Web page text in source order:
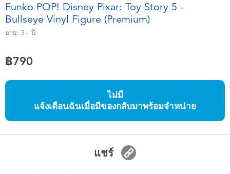
ของเล่นนุ่มนิ่ม
ของเล่นสำหรับเด็กทารกและวัยหัดเดิน
แบตเตอรี่
Nintendo Switch
Funko POP! Disney Pixar: Toy Story 5 -
Bullseye Vinyl Figure (Premium)
อายุ: 3+ ปี
฿790
ไม่มี
แจ้งเตือนฉันเมื่อมีของกลับมาพร้อมจำหน่าย
แชร์